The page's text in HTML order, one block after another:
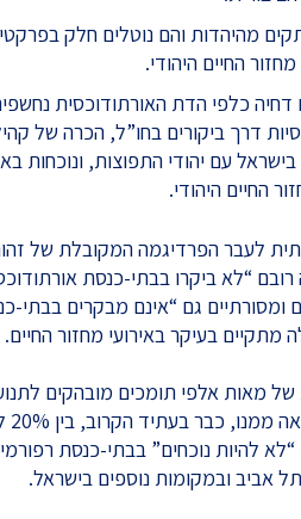
מהיהדות והם נוטלים חלק
החיים היהודי.
דחיה כלפי הדת האורתודוכסית
דרך ביקורים בחו”ל, הכרה של
עם יהודי התפוצות, ונוכחות
החיים היהודי.
לעבר הפרדיגמה המקובלת של
רובם “לא ביקרו בבתי-כנסת
ומסורתיים גם “אינם מבקרים בבתי-
מתקיים בעיקר באירועי מחזור החיים.
מאות אלפי תומכים מובהקים
“לא להיות נוכחים” בבתי-כנסת
אביב ובמקומות נוספים בישראל.